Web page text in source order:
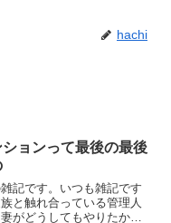
hachi
ョンって最後の最後
記です。いつも雑記です
と触れ合っている管理人
がどうしてもやりたかっ